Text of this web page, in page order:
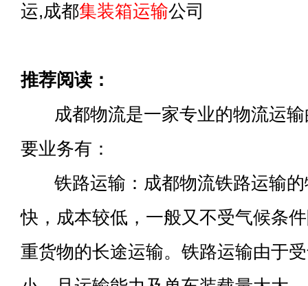
运,成都集装箱运输公司
推荐阅读：
成都物流是一家专业的物流运输
要业务有：
铁路运输：成都物流铁路运输的
快，成本较低，一般又不受气候条
重货物的长途运输。铁路运输由于